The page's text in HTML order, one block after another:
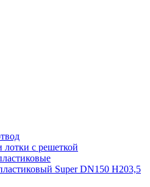
с решеткой
Super DN150 H203,5